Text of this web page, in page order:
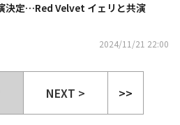
決定…Red Velvet イェリと共演
2024/11/21 22:00
NEXT > >>